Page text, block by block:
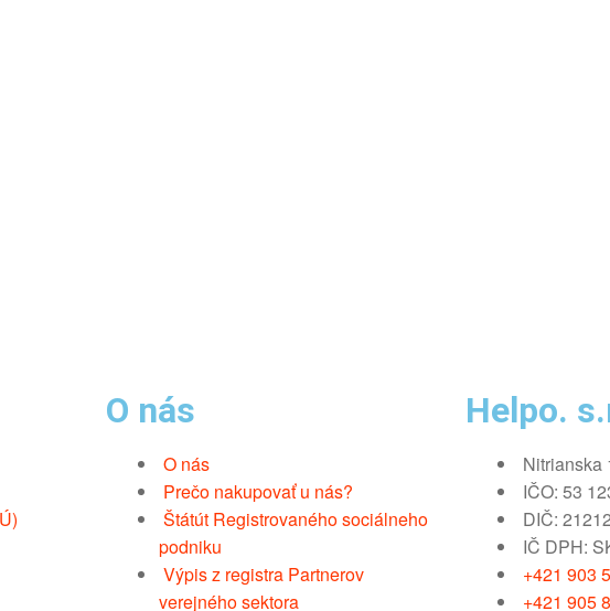
O nás
O nás
Prečo nakupovať u nás?
Štátút Registrovaného sociálneho
podniku
Výpis z registra Partnerov
verejného sektora
Helpo.
Nitrianska
IČO: 53
DIČ:
IČ DPH:
+421 903
+421 905